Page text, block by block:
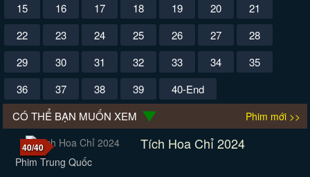
15
16 17 18 19 20
21
22
23 24 25 26 27
28
29
30 31 32 33 34
35
36
37 38 39
40-End
CÓ THỂ BẠN MUỐN XEM
Phim mới >>
40/40 Tích Hoa Chỉ 2024
Phim Trung Quốc